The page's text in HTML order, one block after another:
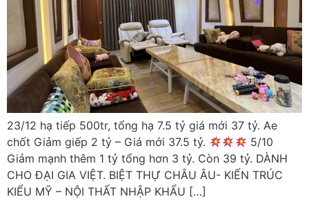
23/12 hạ tiếp 500tr, tổng hạ 7.5 tỷ giá mới 37 tỷ. Ae
chốt Giảm giếp 2 tỷ – Giá mới 37.5 tỷ.
5/10
Giảm mạnh thêm 1 tỷ tổng hơn 3 tỷ. Còn 39 tỷ. DÀNH
CHO ĐẠI GIA VIỆT. BIỆT THỰ CHÂU ÂU- KIẾN TRÚC
KIỂU MỸ – NỘI THẤT NHẬP KHẨU […]